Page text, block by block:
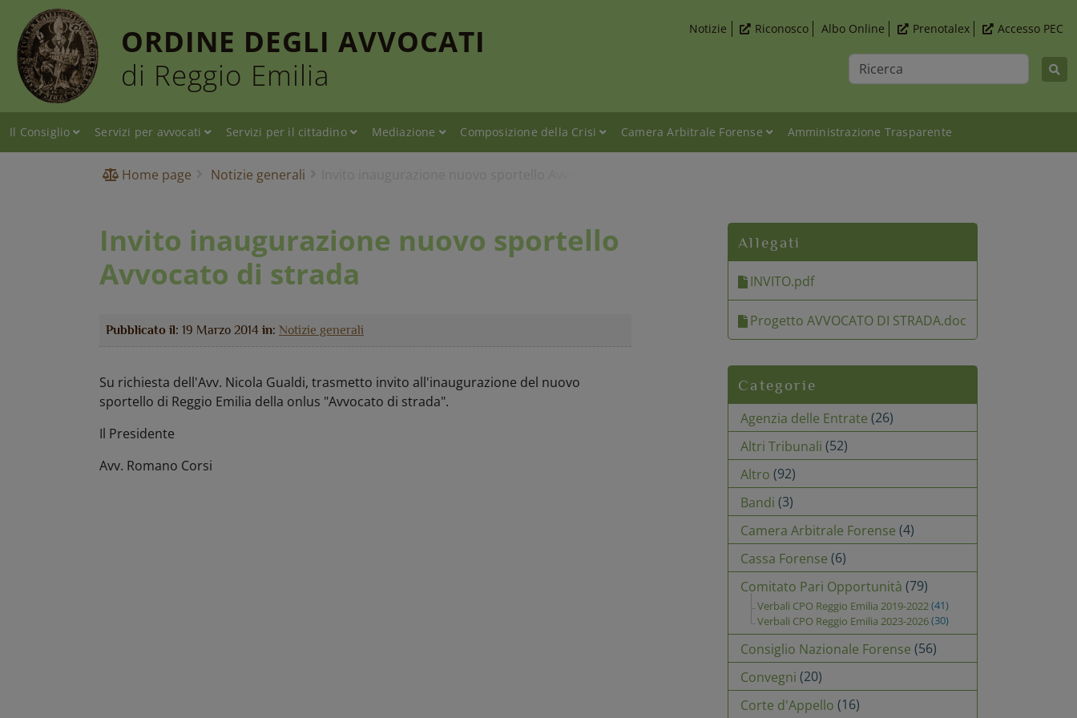
ORDINE DEGLI AVVOCATI
di Reggio Emilia
Ricerca
Notizie Riconosco Albo Online Prenotalex Accesso PEC
Il Consiglio Servizi per avvocati Servizi per il cittadino Mediazione Composizione della Crisi Camera Arbitrale Forense Amministrazione Trasparente
Home page Notizie generali
Invito inaugurazione nuovo sportello
Avvocato di strada
Pubblicato il: 19 Marzo 2014 in: Notizie generali
Su richiesta dell'Avv. Nicola Gualdi, trasmetto invito all'inaugurazione del nuovo
sportello di Reggio Emilia della onlus "Avvocato di strada".
Il Presidente
Avv. Romano Corsi
Allegati
INVITO.pdf
Progetto AVVOCATO DI STRADA.doc
Categorie
Agenzia delle Entrate (26)
Altri Tribunali (52)
Altro (92)
Bandi (3)
Camera Arbitrale Forense (4)
Cassa Forense (6)
Comitato Pari Opportunità (79)
Verbali CPO Reggio Emilia 2019-2022(41)
Verbali CPO Reggio Emilia 2023-2026(30)
Consiglio Nazionale Forense (56)
Convegni (20)
Corte d'Appello (16)